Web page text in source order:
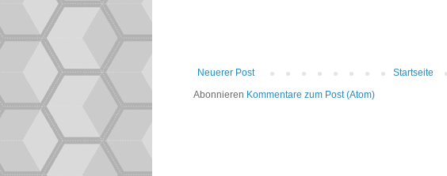
Neuerer Post
Startseite
Abonnieren Kommentare zum Post (Atom)